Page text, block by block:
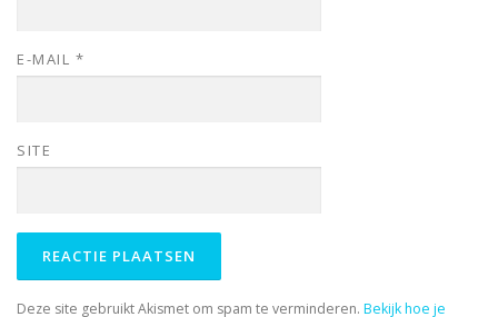
E-MAIL *
SITE
Deze site gebruikt Akismet om spam te verminderen. Bekijk hoe je